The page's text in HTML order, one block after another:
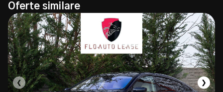
Oferte similare
❮ ❯